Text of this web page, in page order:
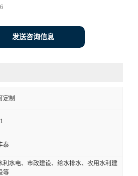
发送咨询信息
定制
泰
利水电、市政建设、给水排水、农用水利建
等